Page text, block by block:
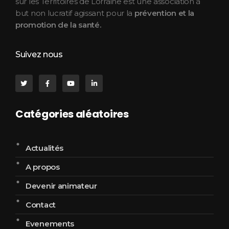
but non lucratif agissant pour la prévention et la
promotion de la santé.
Suivez nous
Catégories aléatoires
Actualités
A propos
Devenir animateur
Contact
Evenements